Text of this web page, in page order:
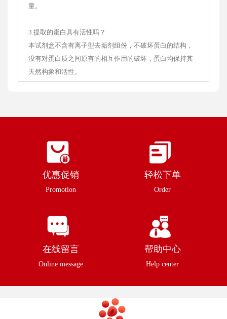
量。
3.提取的蛋白具有活性吗？
本试剂盒不含有离子型去垢剂组份，不破坏蛋白的结构，
没有对蛋白质之间原有的相互作用的破坏，蛋白均保持其
天然构象和活性。
优惠促销
Promotion
轻松下单
Order
在线留言
Online message
帮助中心
Help center